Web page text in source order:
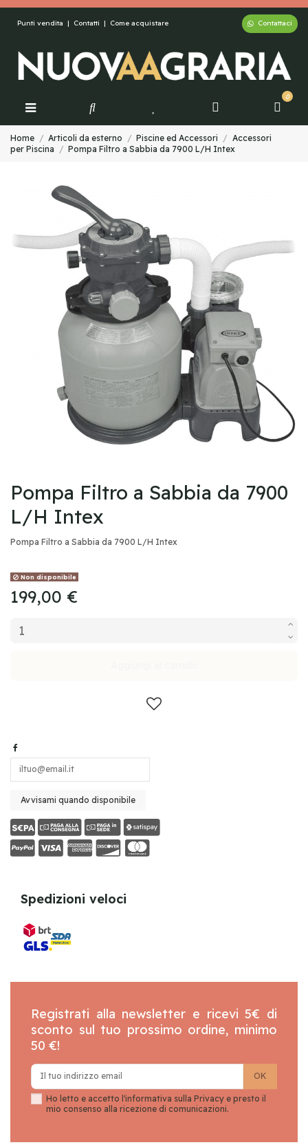
Punti vendita | Contatti | Come acquistare Contattaci
0
Home Articoli da esterno Piscine ed Accessori
Accessori
per Piscina
Pompa Filtro a Sabbia da 7900 L/H Intex
Pompa Filtro a Sabbia da 7900
L/H Intex
Pompa Filtro a Sabbia da 7900 L/H Intex
Non disponibile
199,00 €
Spedizioni veloci
Registrati alla newsletter e ricevi 5€ di
sconto sul tuo prossimo ordine, minimo
50 €!
Ho letto e accetto l'informativa sulla Privacy e presto il
mio consenso alla ricezione di comunicazioni.